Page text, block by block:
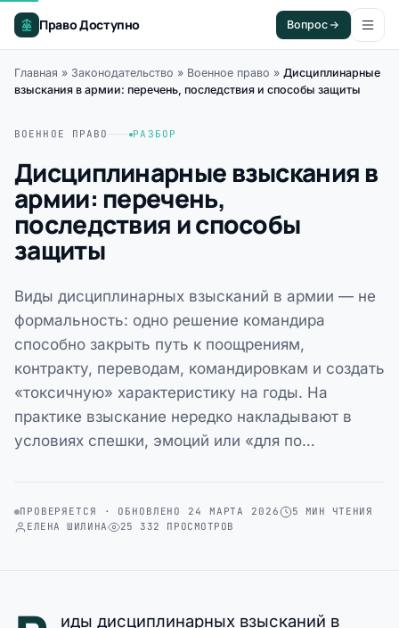
Право Доступно Вопрос
Главная » Законодательство » Военное право » Дисциплинарные
взыскания в армии: перечень, последствия и способы защиты
ВОЕННОЕ ПРАВО РАЗБОР
Дисциплинарные взыскания в
армии: перечень,
последствия и способы
защиты
Виды дисциплинарных взысканий в армии — не
формальность: одно решение командира
способно закрыть путь к поощрениям,
контракту, переводам, командировкам и создать
«токсичную» характеристику на годы. На
практике взыскание нередко накладывают в
условиях спешки, эмоций или «для по…
ПРОВЕРЯЕТСЯ · ОБНОВЛЕНО 24 МАРТА 2026
5 МИН ЧТЕНИЯ
ЕЛЕНА ШИЛИНА
25 332 ПРОСМОТРОВ
иды дисциплинарных взысканий в